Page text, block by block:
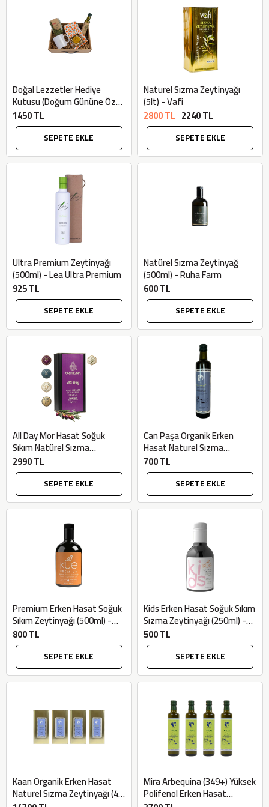
Doğal Lezzetler Hediye
Kutusu (Doğum Gününe Özel)
- Datça Murat Çiftliği
1450 TL
SEPETE EKLE
Naturel Sızma Zeytinyağı
(5lt) - Vafi
2800 TL 2240 TL
SEPETE EKLE
Ultra Premium Zeytinyağı
(500ml) - Lea Ultra Premium
925 TL
SEPETE EKLE
Natürel Sızma Zeytinyağ
(500ml) - Ruha Farm
600 TL
SEPETE EKLE
All Day Mor Hasat Soğuk
Sıkım Natürel Sızma
Zeytinyağı (5lt) - Orthosia
2990 TL
SEPETE EKLE
Can Paşa Organik Erken
Hasat Naturel Sızma
Zeytinyağı (Organik, 500ml) -
Bilgem Zeytincilik
700 TL
SEPETE EKLE
Premium Erken Hasat Soğuk
Sıkım Zeytinyağı (500ml) -
Kue Olive Oil
800 TL
SEPETE EKLE
Kids Erken Hasat Soğuk Sıkım
Sızma Zeytinyağı (250ml) -
Kue Olive Oil
500 TL
SEPETE EKLE
Kaan Organik Erken Hasat
Naturel Sızma Zeytinyağı (4
Mira Arbequina (349+) Yüksek
Polifenol Erken Hasat